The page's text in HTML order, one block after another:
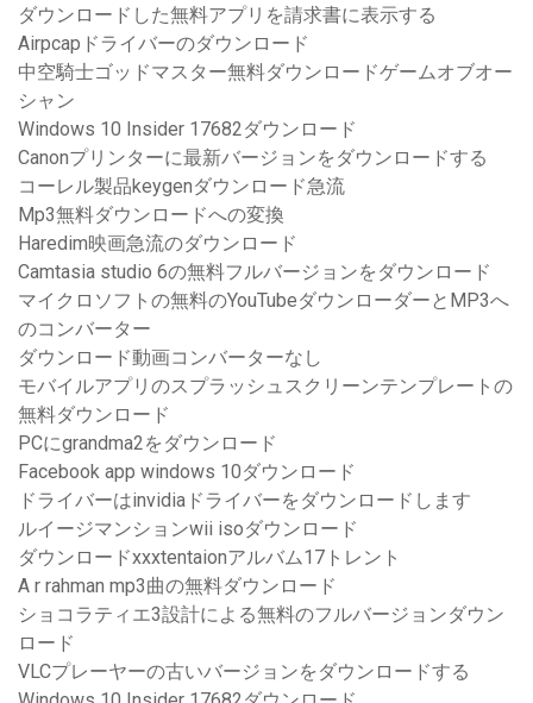
ダウンロードした無料アプリを請求書に表示する
Airpcapドライバーのダウンロード
中空騎士ゴッドマスター無料ダウンロードゲームオブオー
シャン
Windows 10 Insider 17682ダウンロード
Canonプリンターに最新バージョンをダウンロードする
コーレル製品keygenダウンロード急流
Mp3無料ダウンロードへの変換
Haredim映画急流のダウンロード
Camtasia studio 6の無料フルバージョンをダウンロード
マイクロソフトの無料のYouTubeダウンローダーとMP3へ
のコンバーター
ダウンロード動画コンバーターなし
モバイルアプリのスプラッシュスクリーンテンプレートの
無料ダウンロード
PCにgrandma2をダウンロード
Facebook app windows 10ダウンロード
ドライバーはinvidiaドライバーをダウンロードします
ルイージマンションwii isoダウンロード
ダウンロードxxxtentaionアルバム17トレント
A r rahman mp3曲の無料ダウンロード
ショコラティエ3設計による無料のフルバージョンダウン
ロード
VLCプレーヤーの古いバージョンをダウンロードする